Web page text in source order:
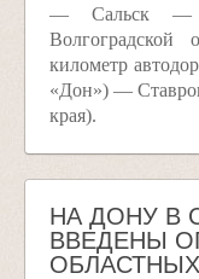
— Сальск —
километр
«Дон») —
края).
НА ДОНУ В
ВВЕДЕНЫ